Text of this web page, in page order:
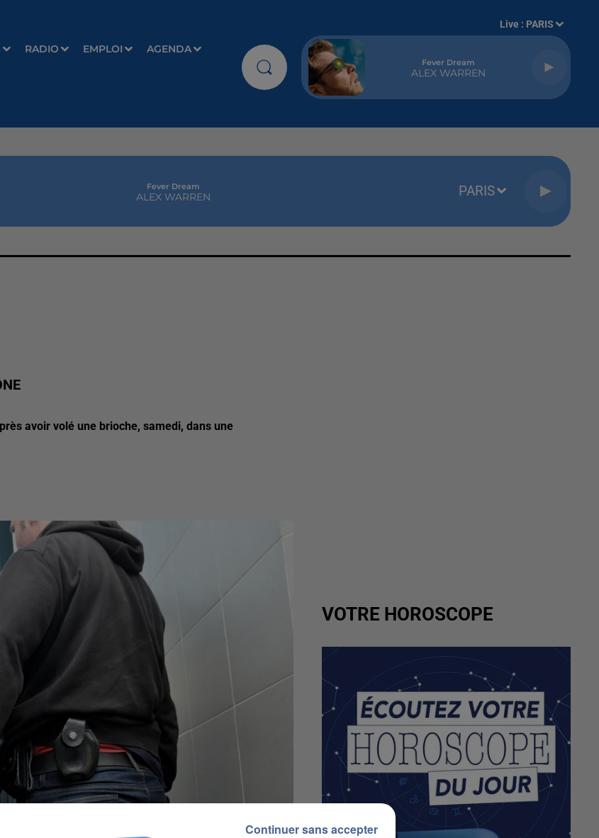
RADIO EMPLOI AGENDA
Live : PARIS
Fever Dream
ALEX WARREN
Fever Dream
ALEX WARREN PARIS
avoir volé une brioche, samedi, dans une
VOTRE HOROSCOPE
Continuer sans accepter